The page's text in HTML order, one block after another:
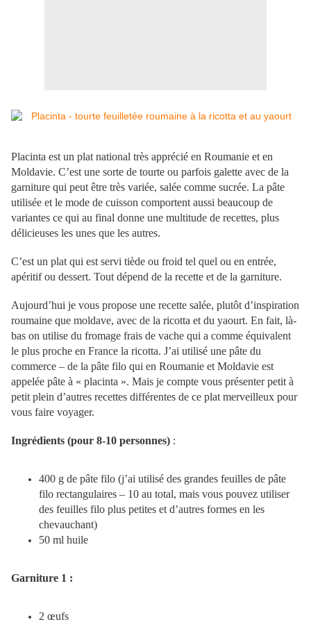
Placinta est un plat national très apprécié en Roumanie et en
Moldavie. C’est une sorte de tourte ou parfois galette avec de la
garniture qui peut être très variée, salée comme sucrée. La pâte
utilisée et le mode de cuisson comportent aussi beaucoup de
variantes ce qui au final donne une multitude de recettes, plus
délicieuses les unes que les autres.
C’est un plat qui est servi tiède ou froid tel quel ou en entrée,
apéritif ou dessert. Tout dépend de la recette et de la garniture.
Aujourd’hui je vous propose une recette salée, plutôt d’inspiration
roumaine que moldave, avec de la ricotta et du yaourt. En fait, là-
bas on utilise du fromage frais de vache qui a comme équivalent
le plus proche en France la ricotta. J’ai utilisé une pâte du
commerce – de la pâte filo qui en Roumanie et Moldavie est
appelée pâte à « placinta ». Mais je compte vous présenter petit à
petit plein d’autres recettes différentes de ce plat merveilleux pour
vous faire voyager.
Ingrédients (pour 8-10 personnes) :
400 g de pâte filo (j’ai utilisé des grandes feuilles de pâte
filo rectangulaires – 10 au total, mais vous pouvez utiliser
des feuilles filo plus petites et d’autres formes en les
chevauchant)
50 ml huile
Garniture 1 :
2 œufs